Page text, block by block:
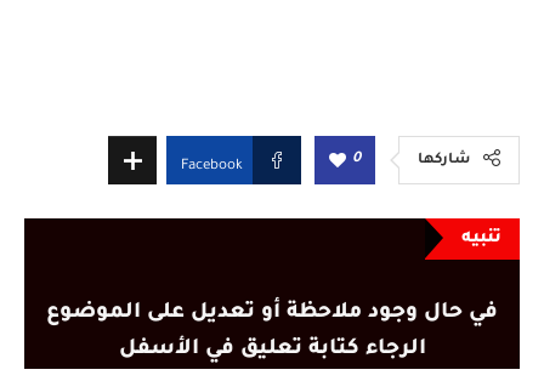
شاركها 0
Facebook
تنبيه
في حال وجود ملاحظة أو تعديل على الموضوع
الرجاء كتابة تعليق في الأسفل